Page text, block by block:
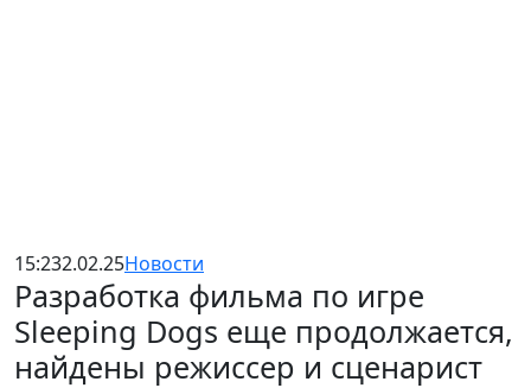
15:232.02.25Новости
Разработка фильма по игре
Sleeping Dogs еще продолжается,
найдены режиссер и сценарист